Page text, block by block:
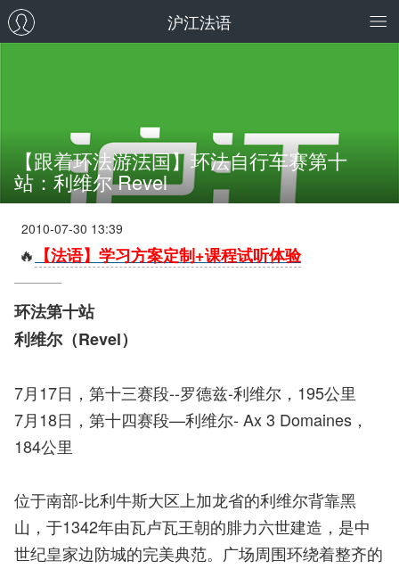
沪江法语
【跟着环法游法国】环法自行车赛第十
站：利维尔 Revel
2010-07-30 13:39
🔥 【法语】学习方案定制+课程试听体验
环法第十站
利维尔（Revel）
7月17日，第十三赛段--罗德兹-利维尔，195公里
7月18日，第十四赛段—利维尔- Ax 3 Domaines，
184公里
位于南部-比利牛斯大区上加龙省的利维尔背靠黑
山，于1342年由瓦卢瓦王朝的腓力六世建造，是中
世纪皇家边防城的完美典范。广场周围环绕着整齐的